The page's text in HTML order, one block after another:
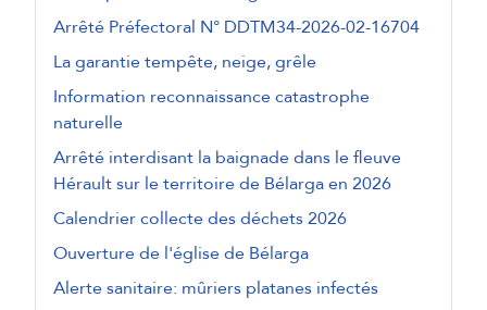
Arrêté Préfectoral N° DDTM34-2026-02-16704
La garantie tempête, neige, grêle
Information reconnaissance catastrophe
naturelle
Arrêté interdisant la baignade dans le fleuve
Hérault sur le territoire de Bélarga en 2026
Calendrier collecte des déchets 2026
Ouverture de l'église de Bélarga
Alerte sanitaire: mûriers platanes infectés